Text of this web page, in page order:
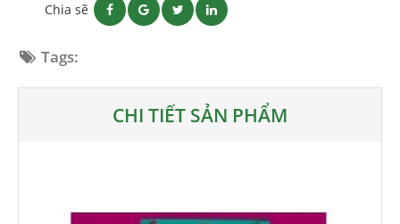
Chia sẽ
Tags:
CHI TIẾT SẢN PHẨM